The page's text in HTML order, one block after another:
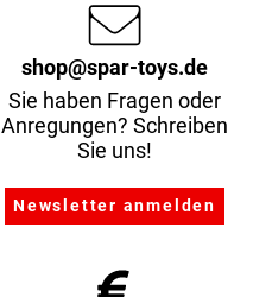
shop@spar-toys.de
Sie haben Fragen oder
Anregungen? Schreiben
Sie uns!